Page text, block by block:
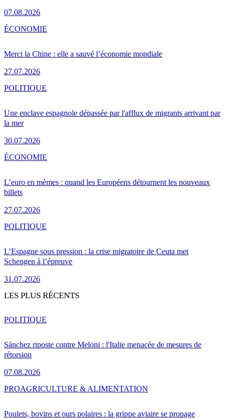
07.08.2026
Merci la Chine : elle a sauvé l’économie mondiale
27.07.2026
ÉCONOMIE
Une enclave espagnole dépassée par l'afflux de migrants arrivant par
la mer
30.07.2026
POLITIQUE
L’euro en mèmes : quand les Européens détournent les nouveaux
billets
27.07.2026
ÉCONOMIE
L’Espagne sous pression : la crise migratoire de Ceuta met
Schengen à l’épreuve
31.07.2026
POLITIQUE
LES PLUS RÉCENTS
Sánchez riposte contre Meloni : l'Italie menacée de mesures de
rétorsion
07.08.2026
POLITIQUE
Poulets, bovins et ours polaires : la grippe aviaire se propage
PROAGRICULTURE & ALIMENTATION